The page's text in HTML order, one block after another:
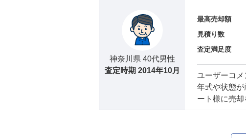
神奈川県 40代男性
査定時期 2014年10月
最高売却額
見積り数
査定満足度
ユーザーコメ
年式や状態
ート様に売却